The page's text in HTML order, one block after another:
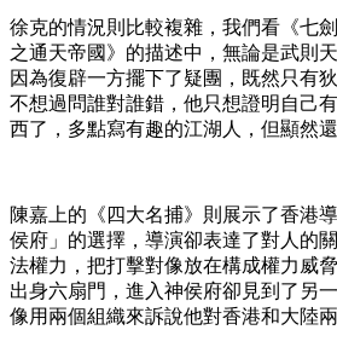
徐克的情況則比較複雜，我們看《七
之通天帝國》的描述中，無論是武則
因為復辟一方擺下了疑團，既然只有
不想過問誰對誰錯，他只想證明自己
西了，多點寫有趣的江湖人，但顯然
陳嘉上的《四大名捕》則展示了香港
侯府」的選擇，導演卻表達了對人的
法權力，把打擊對像放在構成權力威
出身六扇門，進入神侯府卻見到了另
像用兩個組織來訴說他對香港和大陸